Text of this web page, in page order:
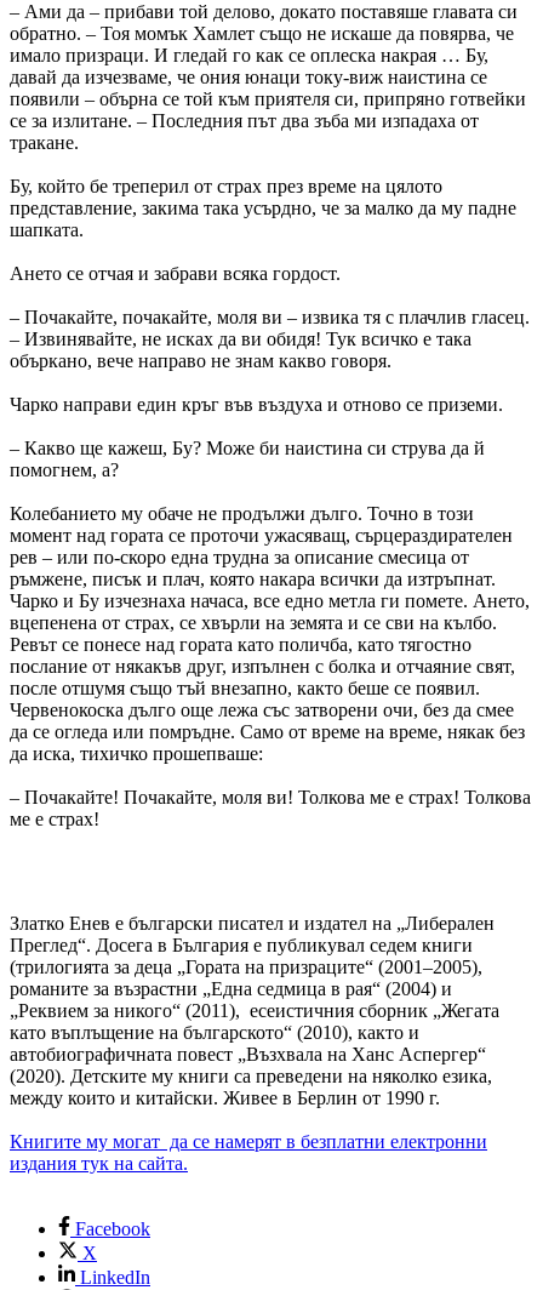
– Ами да – прибави той делово, докато поставяше главата си
обратно. – Тоя момък Хамлет също не искаше да повярва, че
имало призраци. И гледай го как се оплеска накрая … Бу,
давай да изчезваме, че ония юнаци току-виж наистина се
появили – обърна се той към приятеля си, припряно готвейки
се за излитане. – Последния път два зъба ми изпадаха от
тракане.
Бу, който бе треперил от страх през време на цялото
представление, закима така усърдно, че за малко да му падне
шапката.
Ането се отчая и забрави всяка гордост.
– Почакайте, почакайте, моля ви – извика тя с плачлив гласец.
– Извинявайте, не исках да ви обидя! Тук всичко е така
объркано, вече направо не знам какво говоря.
Чарко направи един кръг във въздуха и отново се приземи.
– Какво ще кажеш, Бу? Може би наистина си струва да й
помогнем, а?
Колебанието му обаче не продължи дълго. Точно в този
момент над гората се проточи ужасяващ, сърцераздирателен
рев – или по-скоро една трудна за описание смесица от
ръмжене, писък и плач, която накара всички да изтръпнат.
Чарко и Бу изчезнаха начаса, все едно метла ги помете. Ането,
вцепенена от страх, се хвърли на земята и се сви на кълбо.
Ревът се понесе над гората като поличба, като тягостно
послание от някакъв друг, изпълнен с болка и отчаяние свят,
после отшумя също тъй внезапно, както беше се появил.
Червенокоска дълго още лежа със затворени очи, без да смее
да се огледа или помръдне. Само от време на време, някак без
да иска, тихичко прошепваше:
– Почакайте! Почакайте, моля ви! Толкова ме е страх! Толкова
ме е страх!
Златко Енев е български писател и издател на „Либерален
Преглед“. Досега в България е публикувал седем книги
(трилогията за деца „Гората на призраците“ (2001–2005),
романите за възрастни „Една седмица в рая“ (2004) и
„Реквием за никого“ (2011), есеистичния сборник „Жегата
като въплъщение на българското“ (2010), както и
автобиографичната повест „Възхвала на Ханс Аспергер“
(2020). Детските му книги са преведени на няколко езика,
между които и китайски. Живее в Берлин от 1990 г.
Книгите му могат да се намерят в безплатни електронни
издания тук на сайта.
Facebook
X
LinkedIn